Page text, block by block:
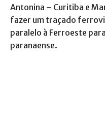
Antonina – Curitiba e
fazer um traçado
paralelo à Ferroeste
paranaense.